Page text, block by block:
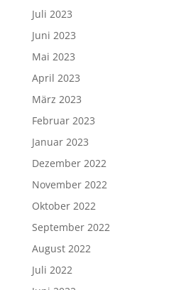
Juli 2023
Juni 2023
Mai 2023
April 2023
März 2023
Februar 2023
Januar 2023
Dezember 2022
November 2022
Oktober 2022
September 2022
August 2022
Juli 2022